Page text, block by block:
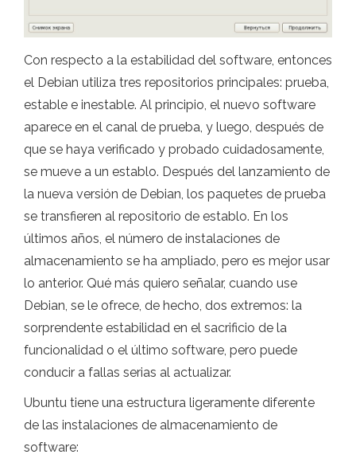
Con respecto a la estabilidad del software, entonces
el Debian utiliza tres repositorios principales: prueba,
estable e inestable. Al principio, el nuevo software
aparece en el canal de prueba, y luego, después de
que se haya verificado y probado cuidadosamente,
se mueve a un establo. Después del lanzamiento de
la nueva versión de Debian, los paquetes de prueba
se transfieren al repositorio de establo. En los
últimos años, el número de instalaciones de
almacenamiento se ha ampliado, pero es mejor usar
lo anterior. Qué más quiero señalar, cuando use
Debian, se le ofrece, de hecho, dos extremos: la
sorprendente estabilidad en el sacrificio de la
funcionalidad o el último software, pero puede
conducir a fallas serias al actualizar.
Ubuntu tiene una estructura ligeramente diferente
de las instalaciones de almacenamiento de
software: